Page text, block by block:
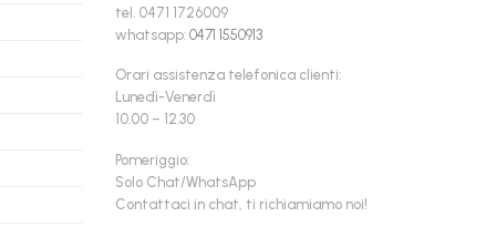
tel. 0471 1726009
whatsapp: 0471 1550913
Orari assistenza telefonica clienti:
Lunedì-Venerdì
10.00 – 12.30
Pomeriggio:
Solo Chat/WhatsApp
Contattaci in chat, ti richiamiamo noi!